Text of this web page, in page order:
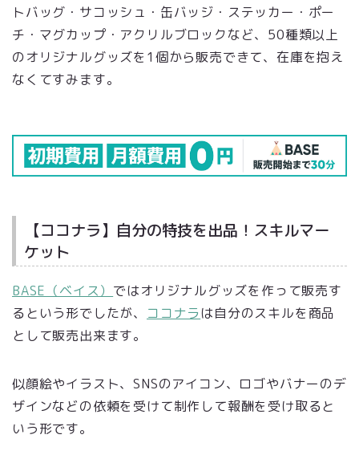
トバッグ・サコッシュ・缶バッジ・ステッカー・ポー
チ・マグカップ・アクリルブロックなど、50種類以上
のオリジナルグッズを1個から販売できて、在庫を抱え
なくてすみます。
【ココナラ】自分の特技を出品！スキルマー
ケット
BASE（ベイス） ではオリジナルグッズを作って販売す
るという形でしたが、 ココナラは自分のスキルを商品
として販売出来ます。
似顔絵やイラスト、SNSのアイコン、ロゴやバナーのデ
ザインなどの依頼を受けて制作して報酬を受け取ると
いう形です。